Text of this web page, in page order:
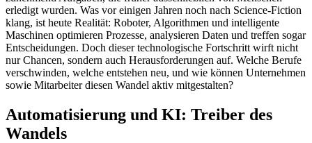
erledigt wurden. Was vor einigen Jahren noch nach Science-Fiction
klang, ist heute Realität: Roboter, Algorithmen und intelligente
Maschinen optimieren Prozesse, analysieren Daten und treffen sogar
Entscheidungen. Doch dieser technologische Fortschritt wirft nicht
nur Chancen, sondern auch Herausforderungen auf. Welche Berufe
verschwinden, welche entstehen neu, und wie können Unternehmen
sowie Mitarbeiter diesen Wandel aktiv mitgestalten?
Automatisierung und KI: Treiber des
Wandels